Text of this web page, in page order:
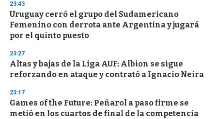
3
s
e
c
o
d
s
23:43
Uruguay cerró el grupo del Sudamericano
Femenino con derrota ante Argentina y jugará
por el quinto puesto
23:27
Altas y bajas de la Liga AUF: Albion se sigue
reforzando en ataque y contrató a Ignacio Neira
23:17
Games of the Future: Peñarol a paso firme se
metió en los cuartos de final de la competencia